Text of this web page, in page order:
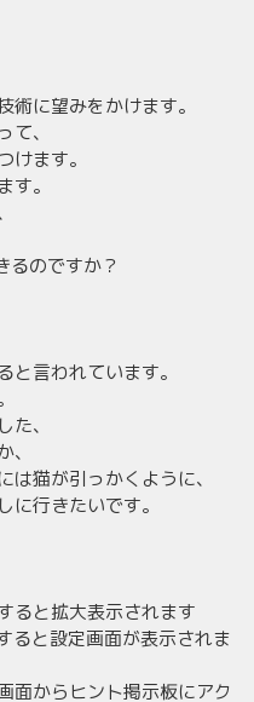
に望みをかけます。
、
けます。
す。
るのですか？
言われています。
、
猫が引っかくように、
に行きたいです。
ると拡大表示されます
ると設定画面が表示されま
面からヒント掲示板にアク